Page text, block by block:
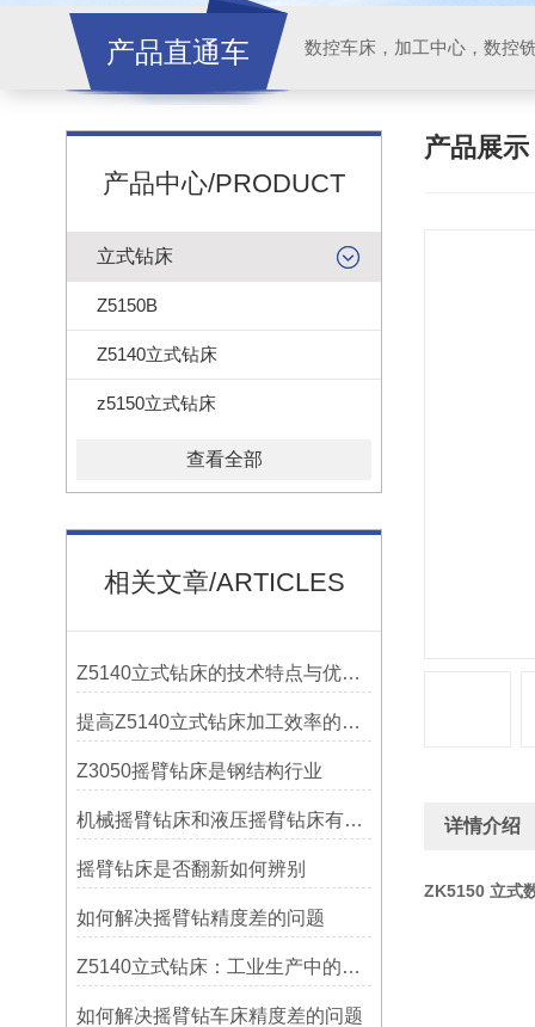
产品直通车
产品中心/PRODUCT
立式钻床
Z5150B
Z5140立式钻床
z5150立式钻床
查看全部
相关文章/ARTICLES
Z5140立式钻床的技术特点与优势分析
提高Z5140立式钻床加工效率的改进措施
Z3050摇臂钻床是钢结构行业
机械摇臂钻床和液压摇臂钻床有什么区别
摇臂钻床是否翻新如何辨别
如何解决摇臂钻精度差的问题
Z5140立式钻床：工业生产中的得力助手
如何解决摇臂钻车床精度差的问题
产品展示
详情介绍
ZK5150 立式